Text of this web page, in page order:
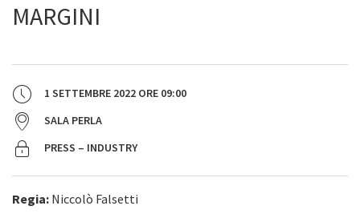
MARGINI
1 SETTEMBRE 2022 ORE 09:00
SALA PERLA
PRESS – INDUSTRY
Regia: Niccolò Falsetti